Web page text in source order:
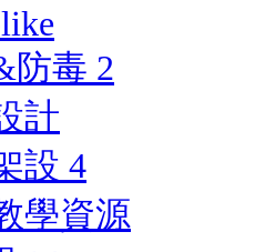
防毒 2
計
設 4
學資源